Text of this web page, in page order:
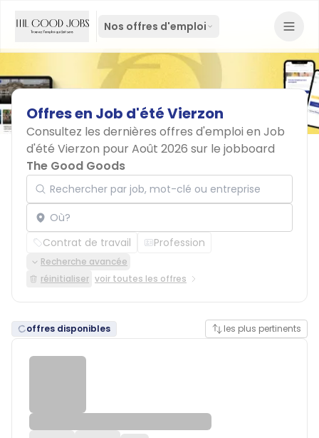
Nos offres d'emploi
Offresen Job d'étéVierzon
Consultez les dernières offres d'emploi en Job
d'été Vierzon pour Août 2026 sur le jobboard
The Good Goods
Rechercher par job, mot-clé ou entreprise
Localisation
Contrat de travail Profession
Recherche avancée
réinitialiser voir toutes les offres
offres disponibles les plus pertinents